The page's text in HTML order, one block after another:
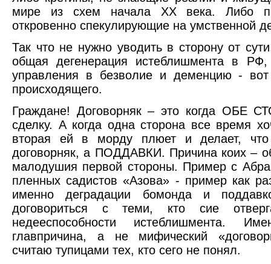
мире из схем начала ХХ века. Либо
откровенно спекулирующие на умственной
Так что не нужно уводить в сторону от
общая дегенерация истеблишмента в
управления в безволие и деменцию -
происходящего.
Граждане! Договорняк – это когда ОБЕ
сделку. А когда одна сторона все время
вторая ей в морду плюет и делает,
договорняк, а ПОДДАВКИ. Причина коих –
малодушия первой стороны. Пример с
пленных садистов «Азова» - пример как
именно деградации бомонда и
договориться с теми, кто сие
недееспособности истеблишмента.
главпричина, а не мифический
считаю тупицами тех, кто сего не понял.